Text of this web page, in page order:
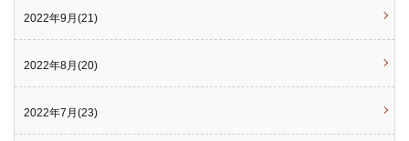
2022年9月(21)
2022年8月(20)
2022年7月(23)